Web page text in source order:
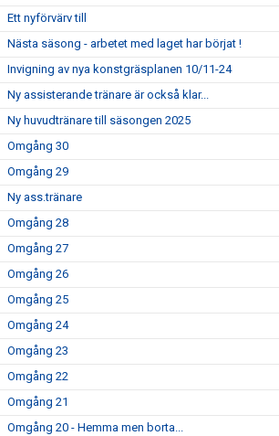
Ett nyförvärv till
Nästa säsong - arbetet med laget har börjat !
Invigning av nya konstgräsplanen 10/11-24
Ny assisterande tränare är också klar...
Ny huvudtränare till säsongen 2025
Omgång 30
Omgång 29
Ny ass.tränare
Omgång 28
Omgång 27
Omgång 26
Omgång 25
Omgång 24
Omgång 23
Omgång 22
Omgång 21
Omgång 20 - Hemma men borta...